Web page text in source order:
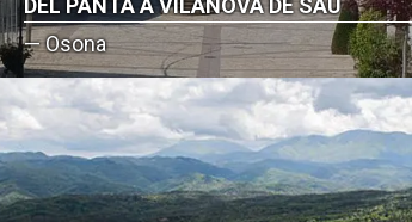
DEL PANTÀ A VILANOVA DE SAU
— Osona